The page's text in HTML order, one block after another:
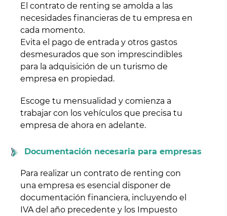
El contrato de renting se amolda a las
necesidades financieras de tu empresa en
cada momento.
Evita el pago de entrada y otros gastos
desmesurados que son imprescindibles
para la adquisición de un turismo de
empresa en propiedad.
Escoge tu mensualidad y comienza a
trabajar con los vehículos que precisa tu
empresa de ahora en adelante.
Documentación necesaria para empresas
Para realizar un contrato de renting con
una empresa es esencial disponer de
documentación financiera, incluyendo el
IVA del año precedente y los Impuesto